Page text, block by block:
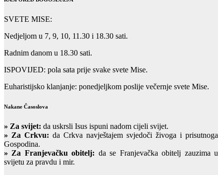
SVETE MISE:
Nedjeljom u 7, 9, 10, 11.30 i 18.30 sati.
Radnim danom u 18.30 sati.
ISPOVIJED: pola sata prije svake svete Mise.
Euharistijsko klanjanje: ponedjeljkom poslije večernje svete Mise.
Nakane Časoslova
» Za svijet: da uskrsli Isus ispuni nadom cijeli svijet.
» Za Crkvu: da Crkva navještajem svjedoči živoga i prisutnoga
Gospodina.
» Za Franjevačku obitelj: da se Franjevačka obitelj zauzima u
svijetu za pravdu i mir.